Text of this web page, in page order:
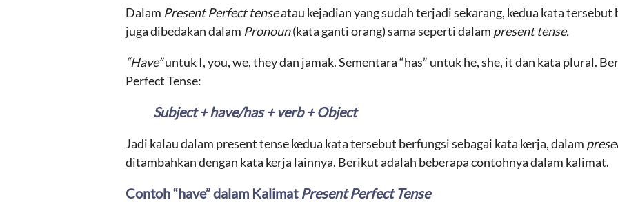
Dalam Present Perfect tenseatau kejadian yang sudah terjadi sekarang, kedua kata tersebut
juga dibedakan dalam Pronoun(kata ganti orang) sama seperti dalam present tense.
“Have”untuk I, you, we, they dan jamak. Sementara “has” untuk he, she, it dan kata plural.
Perfect Tense:
Subject + have/has + verb + Object
Jadi kalau dalam present tense kedua kata tersebut berfungsi sebagai kata kerja, dalam
ditambahkan dengan kata kerja lainnya. Berikut adalah beberapa contohnya dalam kalimat.
Contoh “have” dalam Kalimat Present Perfect Tense